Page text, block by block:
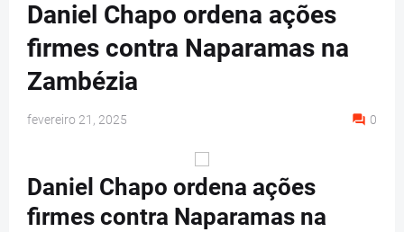
Daniel Chapo ordena ações
firmes contra Naparamas na
Zambézia
fevereiro 21, 2025 0
Daniel Chapo ordena ações
firmes contra Naparamas na